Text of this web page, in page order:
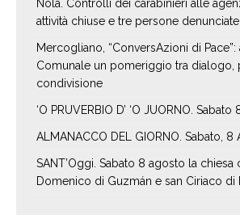
Nola. Controlli dei carabinieri alle
attività chiuse e tre persone denunciate
Mercogliano, “ConversAzioni di Pace”:
Comunale un pomeriggio tra dialogo,
condivisione
‘O PRUVERBIO D’ ‘O JUORNO.
ALMANACCO DEL GIORNO. Sabato,
SANT’Oggi. Sabato 8 agosto la chiesa
Domenico di Guzmán e san Ciriaco di